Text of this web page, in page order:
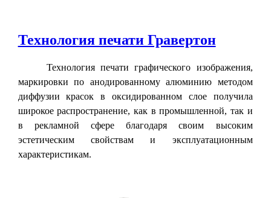
Технология печати Гравертон
Технология печати графического изображения,
маркировки по анодированному алюминию методом
диффузии красок в оксидированном слое получила
широкое распространение, как в промышленной, так и
в рекламной сфере благодаря своим высоким
эстетическим свойствам и эксплуатационным
характеристикам.